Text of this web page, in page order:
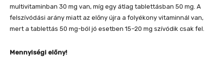
multivitaminban 30 mg van, míg egy átlag tablettásban 50 mg. A
felszívódási arány miatt az előny újra a folyékony vitaminnál van,
mert a tablettás 50 mg-ból jó esetben 15–20 mg szívódik csak fel.
Mennyiségi előny!